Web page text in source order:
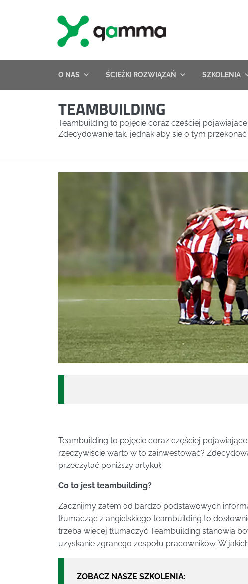
O NAS ŚCIEŻKI ROZWIĄZAŃ SZKOLENIA
TEAMBUILDING
Teambuilding to pojęcie coraz częściej
Zdecydowanie tak, jednak aby się o tym
Teambuilding to pojęcie coraz częściej
rzeczywiście warto w to zainwestować?
przeczytać poniższy artykuł.
Co to jest teambuilding?
Zacznijmy zatem od bardzo podstawowych
tłumacząc z angielskiego teambuilding to
trzeba więcej tłumaczyć Teambuilding stanowią
uzyskanie zgranego zespołu pracowników. W
ZOBACZ NASZE SZKOLENIA: